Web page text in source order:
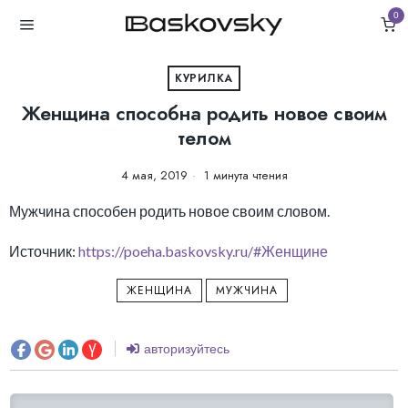
0
КУРИЛКА
Женщина способна родить новое своим
телом
4 мая, 2019 1 минута чтения
Мужчина способен родить новое своим словом.
Источник: https://poeha.baskovsky.ru/#Женщине
ЖЕНЩИНА МУЖЧИНА
авторизуйтесь